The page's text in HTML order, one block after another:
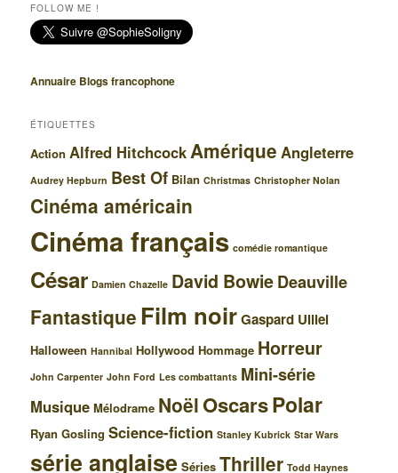
FOLLOW ME !
Annuaire Blogs francophone
ÉTIQUETTES
Action Alfred Hitchcock Amérique Angleterre
Audrey Hepburn Best Of Bilan Christmas Christopher Nolan
Cinéma américain
Cinéma français comédie romantique
César Damien Chazelle David BowieDeauville
Fantastique Film noirGaspard Ulliel
Halloween Hannibal Hollywood Hommage Horreur
John Carpenter John Ford Les combattants Mini-série
Musique Mélodrame Noël OscarsPolar
Ryan Gosling Science-fiction Stanley Kubrick Star Wars
série anglaise Séries Thriller Todd Haynes